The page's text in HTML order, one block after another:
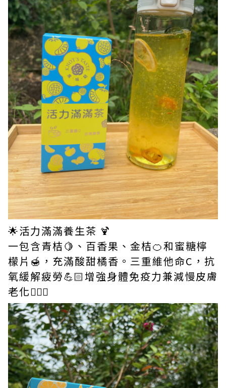
🌟活力滿滿養生茶 🍹
一包含青桔🍋、百香果、金桔🍊和蜜糖檸
檬片🍯，充滿酸甜橘香。三重維他命C，抗
氧緩解疲勞💪🏻增強身體免疫力兼減慢皮膚
老化👱🏻‍♀️